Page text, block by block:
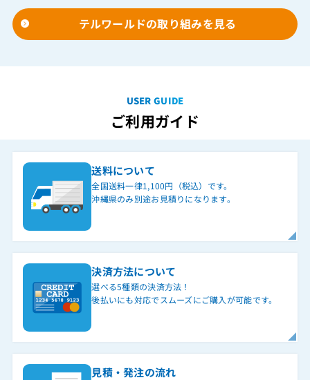
テルワールドの取り組みを見る
USER GUIDE
ご利用ガイド
送料について
全国送料一律1,100円（税込）です。
沖縄県のみ別途お見積りになります。
決済方法について
選べる5種類の決済方法！
後払いにも対応でスムーズにご購入が可能です。
見積・発注の流れ